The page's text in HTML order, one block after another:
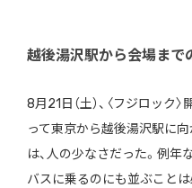
越後湯沢駅から会場まで
8月21日（土）、〈フジロック
って東京から越後湯沢駅に
は、人の少なさだった。例年
バスに乗るのにも並ぶことは